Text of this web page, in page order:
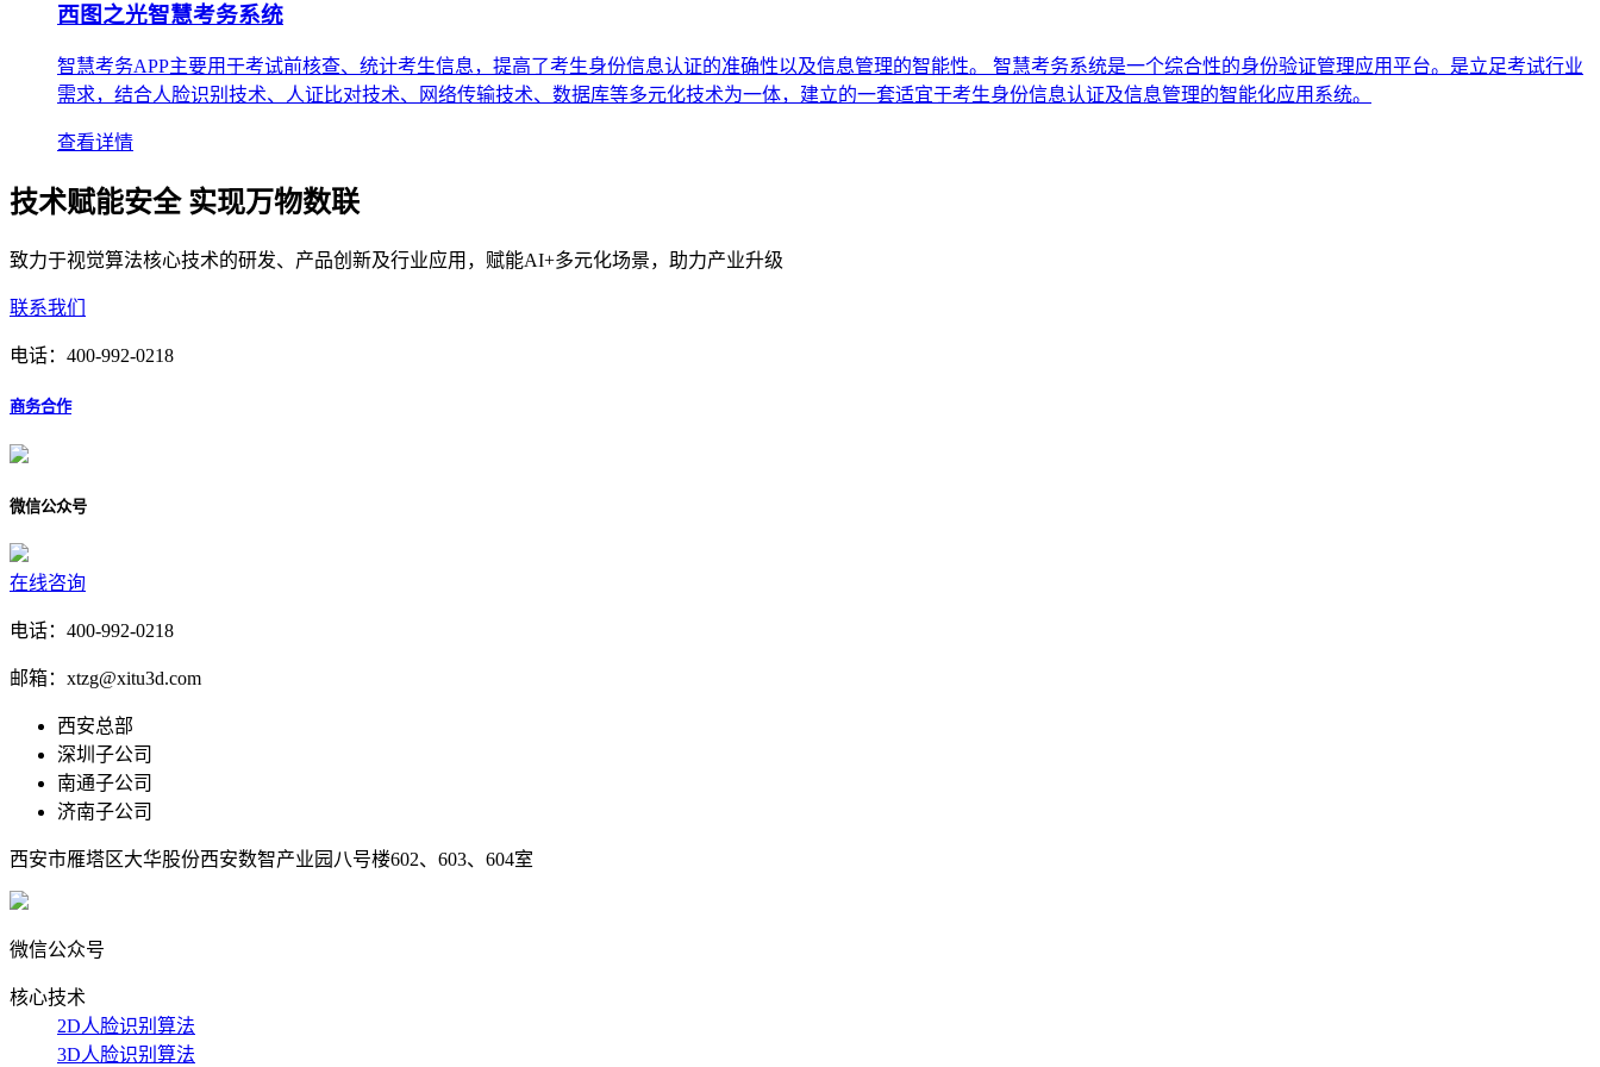
西图之光智慧考务系统
智慧考务APP主要用于考试前核查、统计考生信息，提高了考生身份信息认证的准确性以及信息管理的智能性。 智慧考务系统是一个综合性的身份验证管理应用平台。是立足考试行业
需求，结合人脸识别技术、人证比对技术、网络传输技术、数据库等多元化技术为一体，建立的一套适宜于考生身份信息认证及信息管理的智能化应用系统。
查看详情
技术赋能安全 实现万物数联
致力于视觉算法核心技术的研发、产品创新及行业应用，赋能AI+多元化场景，助力产业升级
联系我们
电话： 400-992-0218
商务合作
微信公众号
在线咨询
电话：400-992-0218
邮箱：xtzg@xitu3d.com
西安总部
深圳子公司
南通子公司
济南子公司
西安市雁塔区大华股份西安数智产业园八号楼602、603、604室
微信公众号
核心技术
2D人脸识别算法
3D人脸识别算法